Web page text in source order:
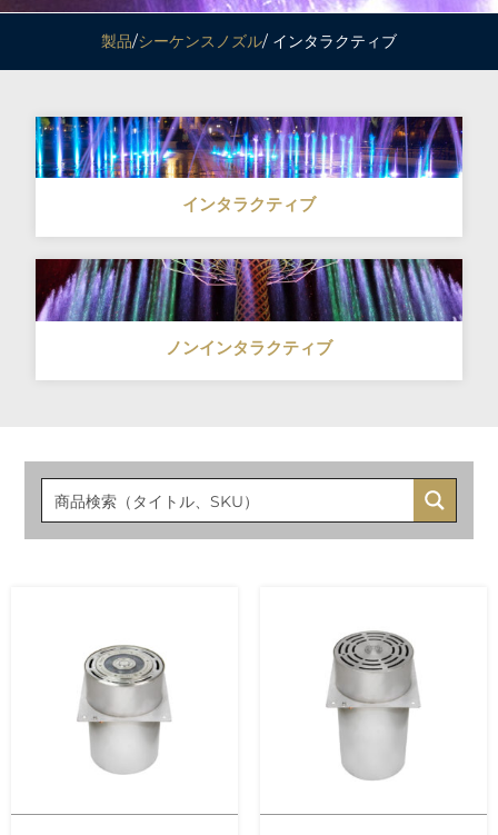
製品/シーケンスノズル/ インタラクティブ
インタラクティブ
ノンインタラクティブ